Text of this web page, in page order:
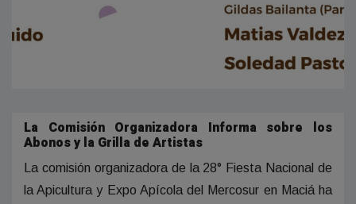
La Comisión Organizadora Informa sobre los
Abonos y la Grilla de Artistas
La comisión organizadora de la 28° Fiesta Nacional de
la Apicultura y Expo Apícola del Mercosur en Maciá ha